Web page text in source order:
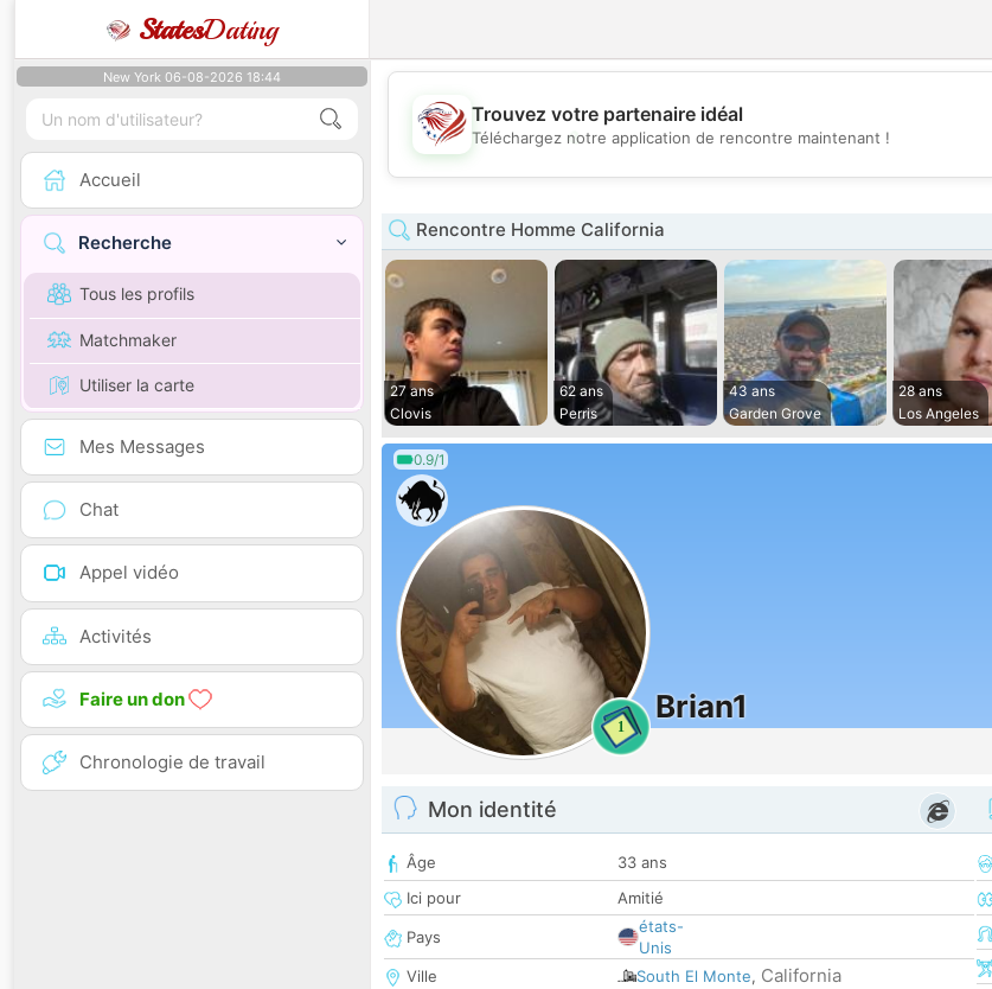
StatesDating
New York 06-08-2026 18:44
Accueil
Recherche
Tous les profils
Matchmaker
Utiliser la carte
Mes Messages
Chat
Appel vidéo
Activités
Faire un don
Chronologie de travail
💖
💕
Trouvez votre partenaire idéal
Téléchargez notre application de rencontre maintenant !
Rencontre Homme California
27 ans
Clovis
62 ans
Perris
43 ans
Garden Grove
28 ans
Los Angeles
0.9/1
1
Brian1
Mon identité
Âge
33 ans
Ici pour
Amitié
Pays
états-
Unis
Ville
South El Monte, California